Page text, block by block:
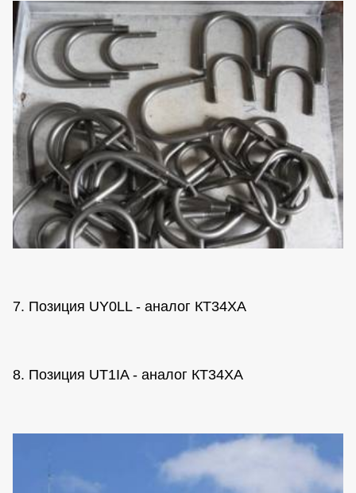
7. Позиция UY0LL - аналог КТ34ХА
8. Позиция UT1IA - аналог КТ34ХА